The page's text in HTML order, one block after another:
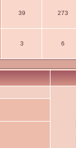
39 273
3 6